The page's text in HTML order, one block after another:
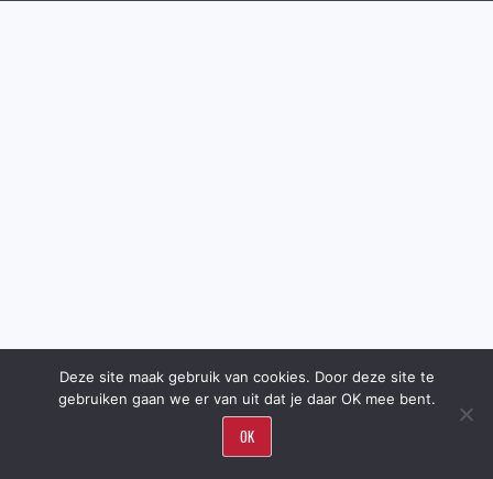
Deze site maak gebruik van cookies. Door deze site te
gebruiken gaan we er van uit dat je daar OK mee bent.
OK